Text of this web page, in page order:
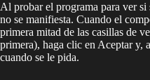
Al probar el programa para ver
no se manifiesta. Cuando el
primera mitad de las casillas de
primera), haga clic en Aceptar y,
cuando se le pida.